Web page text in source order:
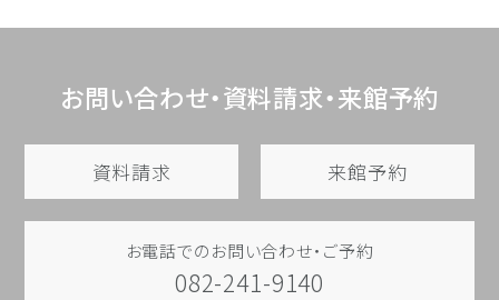
お問い合わせ・資料請求・来館予約
資料請求 来館予約
お電話でのお問い合わせ・ご予約
082-241-9140